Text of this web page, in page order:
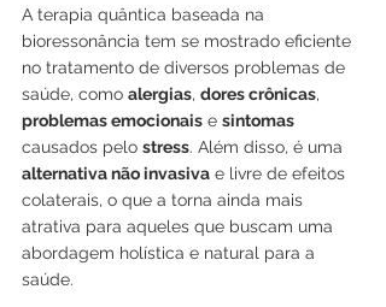
A terapia quântica baseada na
bioressonância tem se mostrado eficiente
no tratamento de diversos problemas de
saúde, como alergias, dores crônicas,
problemas emocionais e sintomas
causados pelo stress. Além disso, é uma
alternativa não invasiva e livre de efeitos
colaterais, o que a torna ainda mais
atrativa para aqueles que buscam uma
abordagem holística e natural para a
saúde.